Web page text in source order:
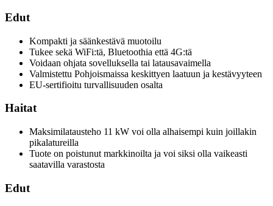
Edut
Kompakti ja säänkestävä muotoilu
Tukee sekä WiFi:tä, Bluetoothia että 4G:tä
Voidaan ohjata sovelluksella tai latausavaimella
Valmistettu Pohjoismaissa keskittyen laatuun ja kestävyyteen
EU-sertifioitu turvallisuuden osalta
Haitat
Maksimilatausteho 11 kW voi olla alhaisempi kuin joillakin
pikalatureilla
Tuote on poistunut markkinoilta ja voi siksi olla vaikeasti
saatavilla varastosta
Edut